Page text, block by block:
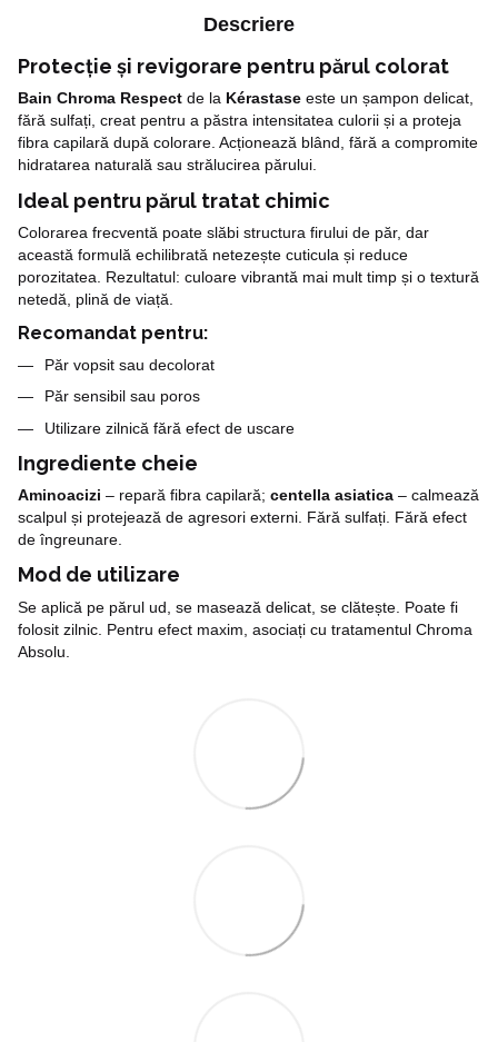
Descriere
Protecție și revigorare pentru părul colorat
Bain Chroma Respect de la Kérastase este un șampon delicat,
fără sulfați, creat pentru a păstra intensitatea culorii și a proteja
fibra capilară după colorare. Acționează blând, fără a compromite
hidratarea naturală sau strălucirea părului.
Ideal pentru părul tratat chimic
Colorarea frecventă poate slăbi structura firului de păr, dar
această formulă echilibrată netezește cuticula și reduce
porozitatea. Rezultatul: culoare vibrantă mai mult timp și o textură
netedă, plină de viață.
Recomandat pentru:
Păr vopsit sau decolorat
Păr sensibil sau poros
Utilizare zilnică fără efect de uscare
Ingrediente cheie
Aminoacizi – repară fibra capilară; centella asiatica – calmează
scalpul și protejează de agresori externi. Fără sulfați. Fără efect
de îngreunare.
Mod de utilizare
Se aplică pe părul ud, se masează delicat, se clătește. Poate fi
folosit zilnic. Pentru efect maxim, asociați cu tratamentul Chroma
Absolu.